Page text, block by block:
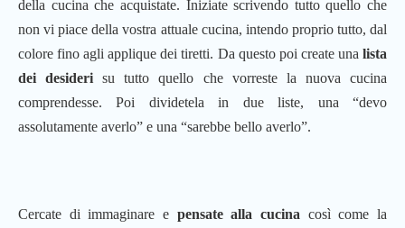
della cucina che acquistate. Iniziate scrivendo tutto quello che
non vi piace della vostra attuale cucina, intendo proprio tutto, dal
colore fino agli applique dei tiretti. Da questo poi create una lista
dei desideri su tutto quello che vorreste la nuova cucina
comprendesse. Poi dividetela in due liste, una “devo
assolutamente averlo” e una “sarebbe bello averlo”.
Cercate di immaginare e pensate alla cucina così come la